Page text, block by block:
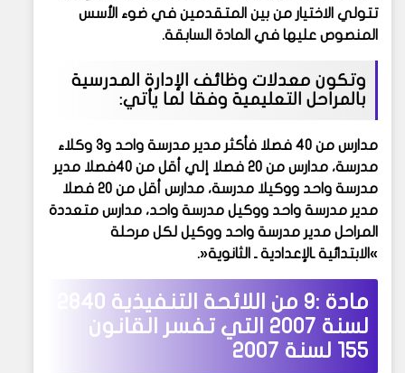
تتولي الاختيار من بين المتقدمين في ضوء الأسس
المنصوص عليها في المادة السابقة.
وتكون معدلات وظائف الإدارة المدرسية
بالمراحل التعليمية وفقا لما يأتي:
مدارس من 40 فصلا فأكثر مدير مدرسة واحد و3 وكلاء
مدرسة، مدارس من 20 فصلا إلي أقل من 40فصلا مدير
مدرسة واحد ووكيلا مدرسة، مدارس أقل من 20 فصلا
مدير مدرسة واحد ووكيل مدرسة واحد، مدارس متعددة
المراحل مدير مدرسة واحد ووكيل لكل مرحلة
»الابتدائية ـالإعدادية ـ الثانوية«.
مادة :9 من
اللائحة التنفيذية 2840
لسنة 2007 التي تفسر القانون
155 لسنة 2007